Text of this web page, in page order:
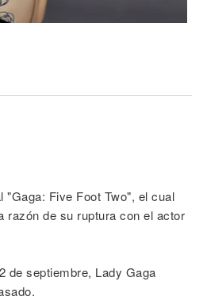
"Gaga: Five Foot Two", el cual
razón de su ruptura con el actor
de septiembre, Lady Gaga